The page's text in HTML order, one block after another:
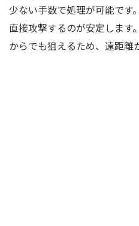
少ない手数で処理が可能です
直接攻撃するのが安定します
からでも狙えるため、遠距離